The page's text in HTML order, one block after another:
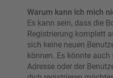
Warum kann ich mich
Es kann sein, dass die
Registrierung komplett
sich keine neuen
können. Es könnte auch
Adresse oder der